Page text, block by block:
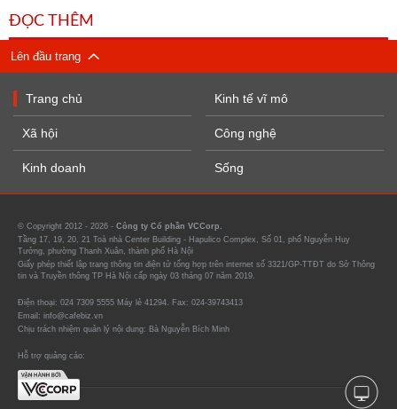
ĐỌC THÊM
Lên đầu trang
Trang chủ
Xã hội
Kinh doanh
Kinh tế vĩ mô
Công nghệ
Sống
© Copyright 2012 - 2026 - Công ty Cổ phần VCCorp.
Tầng 17, 19, 20, 21 Toà nhà Center Building - Hapulico Complex, Số 01, phố Nguyễn Huy
Tưởng, phường Thanh Xuân, thành phố Hà Nội
Giấy phép thiết lập trang thông tin điện tử tổng hợp trên internet số 3321/GP-TTĐT do Sở Thông
tin và Truyền thông TP Hà Nội cấp ngày 03 tháng 07 năm 2019.
Điện thoại: 024 7309 5555 Máy lẻ 41294. Fax: 024-39743413
Email: info@cafebiz.vn
Chịu trách nhiệm quản lý nội dung: Bà Nguyễn Bích Minh
Hỗ trợ quảng cáo: